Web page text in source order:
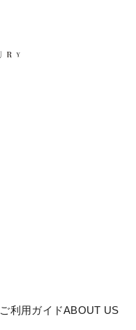
ご利用ガイドABOUT US